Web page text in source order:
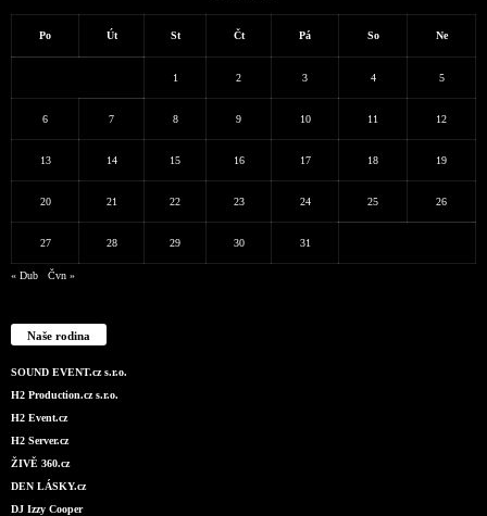
Po Út St Čt Pá So Ne
1 2 3 4 5
6 7 8 9 10 11 12
13 14 15 16 17 18 19
20 21 22 23 24 25 26
27 28 29 30 31
« Dub Čvn »
Naše rodina
SOUND EVENT.cz s.r.o.
H2 Production.cz s.r.o.
H2 Event.cz
H2 Server.cz
ŽIVĚ 360.cz
DEN LÁSKY.cz
DJ Izzy Cooper